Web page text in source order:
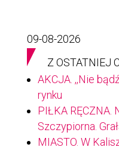
09-08-2026
Z OSTATNIEJ
AKCJA. ,,Nie
rynku
PIŁKA RĘCZNA.
Szczypiorna.
MIASTO. W